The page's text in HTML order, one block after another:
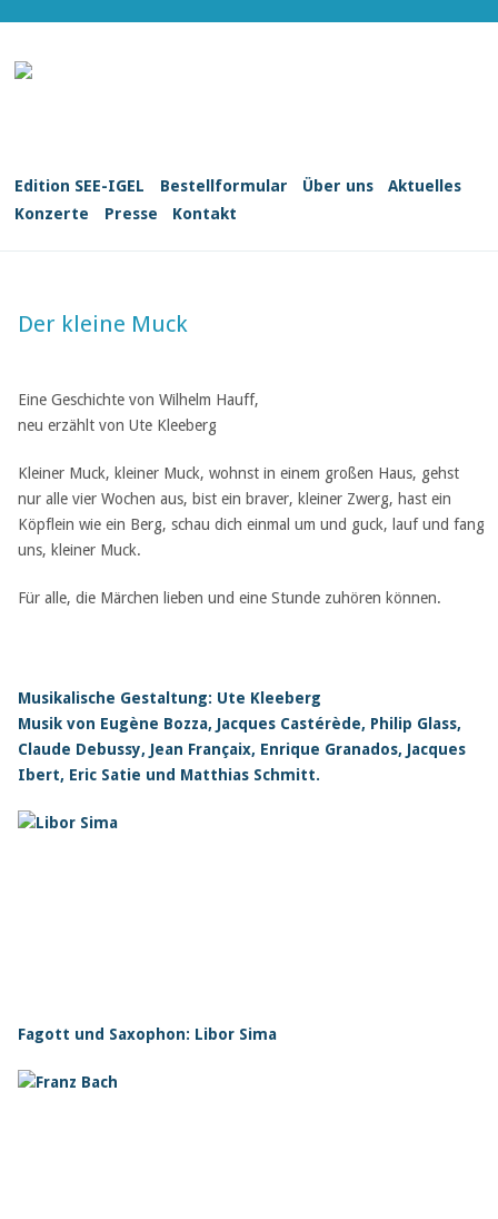
Edition SEE-IGEL Bestellformular Über uns
Aktuelles
Konzerte
Presse Kontakt
Der kleine Muck
Eine Geschichte von Wilhelm Hauff,
neu erzählt von Ute Kleeberg
Kleiner Muck, kleiner Muck, wohnst in einem großen Haus, gehst
nur alle vier Wochen aus, bist ein braver, kleiner Zwerg, hast ein
Köpflein wie ein Berg, schau dich einmal um und guck, lauf und fang
uns, kleiner Muck.
Für alle, die Märchen lieben und eine Stunde zuhören können.
Musikalische Gestaltung: Ute Kleeberg
Musik von Eugène Bozza, Jacques Castérède, Philip Glass,
Claude Debussy, Jean Françaix, Enrique Granados, Jacques
Ibert, Eric Satie und Matthias Schmitt.
Fagott und Saxophon: Libor Sima